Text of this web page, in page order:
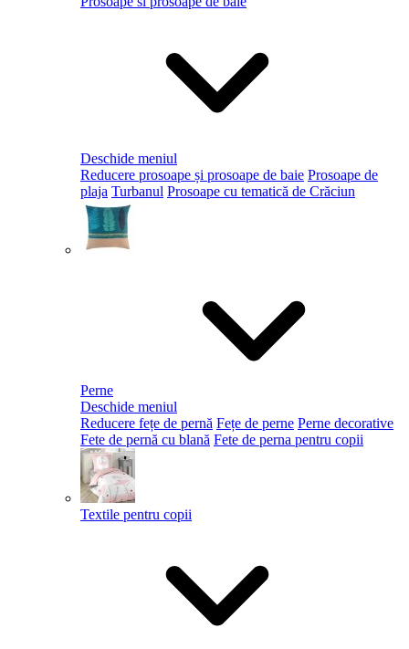
Deschide meniul
Reducere prosoape și prosoape de baie Prosoape de
plaja Turbanul Prosoape cu tematică de Crăciun
Perne
Deschide meniul
Reducere fețe de pernă Fețe de perne Perne decorative
Fete de pernă cu blană Fete de perna pentru copii
Textile pentru copii